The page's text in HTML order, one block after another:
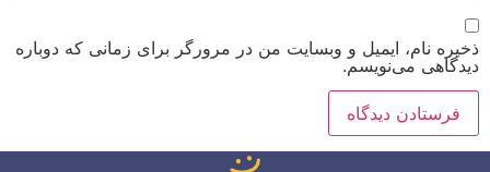
ذخیره نام، ایمیل و وبسایت من در مرورگر برای زمانی که دوباره
دیدگاهی می‌نویسم.